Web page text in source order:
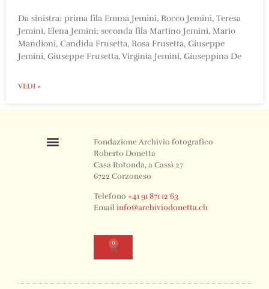
Da sinistra: prima fila Emma Jemini, Rocco Jemini, Teresa
Jemini, Elena Jemini; seconda fila Martino Jemini, Mario
Mandioni, Candida Frusetta, Rosa Frusetta, Giuseppe
Jemini, Giuseppe Frusetta, Virginia Jemini, Giuseppina De
VEDI »
Fondazione Archivio fotografico
Roberto Donetta
Casa Rotonda, a Cassì 27
6722 Corzoneso
Telefono+41 91 871 12 63
Emailinfo@archiviodonetta.ch
0